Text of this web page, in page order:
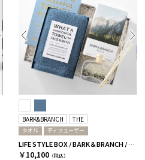
BARK&BRANCH THE
タオル ディフューザー
LIFE STYLE BOX / BARK＆BRANCH / ブルー
￥10,100 （税込）